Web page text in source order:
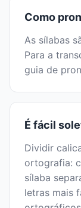
Como
As sílabas
Para a
guia de
É fácil
Dividir
ortografia:
sílaba
letras mais